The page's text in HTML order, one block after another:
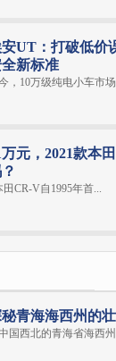
UT：打破低价
新标准
，10万级纯电小车市
万元，2021款本
田CR-V自1995年首...
青海海西州的
国西北的青海省海西